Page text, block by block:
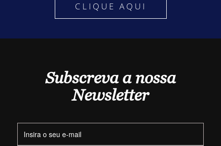
CLIQUE AQUI
Subscreva a nossa
Newsletter